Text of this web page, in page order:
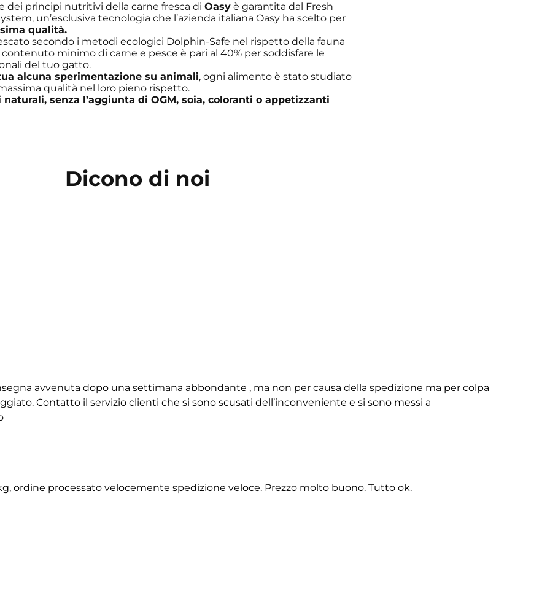
dei principi nutritivi della carne fresca diOasy è garantita dal Fresh
un’esclusiva tecnologia che l’azienda italiana Oasy ha scelto per
qualità.
secondo i metodi ecologici Dolphin-Safe nel rispetto della fauna
contenuto minimo di carne e pesce è pari al 40% per soddisfare le
del tuo gatto.
alcuna sperimentazione su animali, ogni alimento è stato studiato
qualità nel loro pieno rispetto.
senza l’aggiunta di OGM, soia, coloranti o appetizzanti
Dicono di noi
avvenuta dopo una settimana abbondante , ma non per causa della spedizione ma per colpa
Contatto il servizio clienti che si sono scusati dell’inconveniente e si sono messi a
ordine processato velocemente spedizione veloce. Prezzo molto buono. Tutto ok.